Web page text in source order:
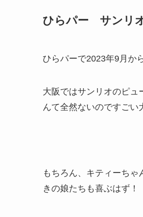
ひらパー サンリ
ひらパーで2023年9月か
大阪ではサンリオのピュ
んて全然ないのですごい
もちろん、キティーち
きの娘たちも喜ぶはず！